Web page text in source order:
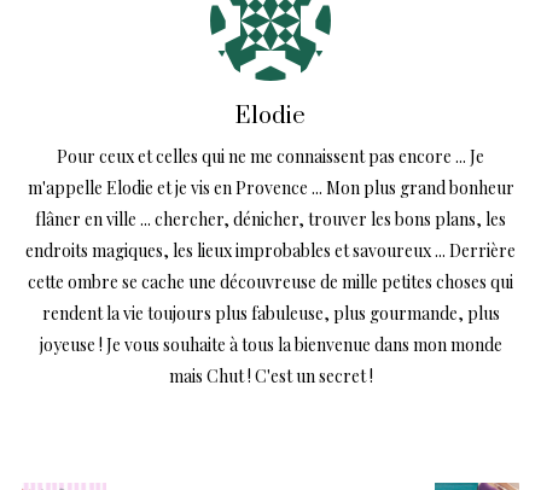
Elodie
Pour ceux et celles qui ne me connaissent pas encore ... Je
m'appelle Elodie et je vis en Provence ... Mon plus grand bonheur
flâner en ville ... chercher, dénicher, trouver les bons plans, les
endroits magiques, les lieux improbables et savoureux ... Derrière
cette ombre se cache une découvreuse de mille petites choses qui
rendent la vie toujours plus fabuleuse, plus gourmande, plus
joyeuse ! Je vous souhaite à tous la bienvenue dans mon monde
mais Chut ! C'est un secret !